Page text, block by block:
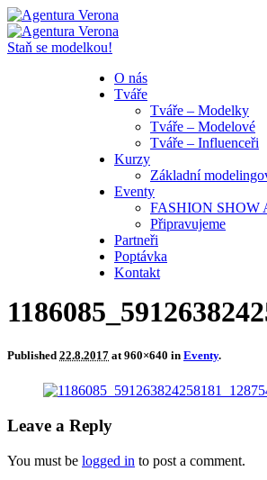
Staň se modelkou!
O nás
Tváře
Tváře – Modelky
Tváře – Modelové
Tváře – Influenceři
Kurzy
Základní
Eventy
FASHION SHOW
Připravujeme
Partneři
Poptávka
Kontakt
Published 22.8.2017 at 960×640 in Eventy.
Leave a Reply
You must be logged in to post a comment.